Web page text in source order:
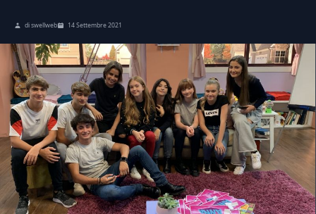
di swellweb 14 Settembre 2021